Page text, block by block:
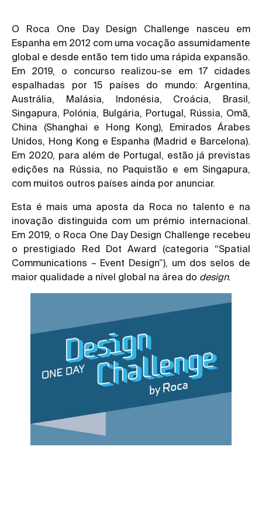
O Roca One Day Design Challenge nasceu em
Espanha em 2012 com uma vocação assumidamente
global e desde então tem tido uma rápida expansão.
Em 2019, o concurso realizou-se em 17 cidades
espalhadas por 15 países do mundo: Argentina,
Austrália, Malásia, Indonésia, Croácia, Brasil,
Singapura, Polónia, Bulgária, Portugal, Rússia, Omã,
China (Shanghai e Hong Kong), Emirados Árabes
Unidos, Hong Kong e Espanha (Madrid e Barcelona).
Em 2020, para além de Portugal, estão já previstas
edições na Rússia, no Paquistão e em Singapura,
com muitos outros países ainda por anunciar.
Esta é mais uma aposta da Roca no talento e na
inovação distinguida com um prémio internacional.
Em 2019, o Roca One Day Design Challenge recebeu
o prestigiado Red Dot Award (categoria “Spatial
Communications – Event Design”), um dos selos de
maior qualidade a nível global na área do design.